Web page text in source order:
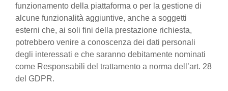
funzionamento della piattaforma o per la gestione di
alcune funzionalità aggiuntive, anche a soggetti
esterni che, ai soli fini della prestazione richiesta,
potrebbero venire a conoscenza dei dati personali
degli interessati e che saranno debitamente nominati
come Responsabili del trattamento a norma dell’art. 28
del GDPR.